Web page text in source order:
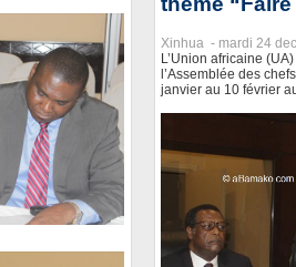
Xinhua - mardi 24
L’Union africaine
l’Assemblée des
janvier au 10 février